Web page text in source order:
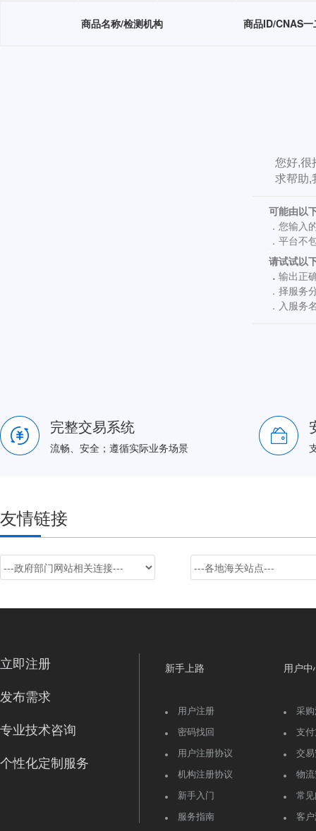
商品名称/检测机构 商品ID/CNAS
完整交易系统
流畅、安全；遵循实际业务场景
友情链接
立即注册
发布需求
专业技术咨询
个性化定制服务
新手上路
用户注册
密码找回
用户注册协议
机构注册协议
新手入门
服务指南
用户中
采
支
交
物
常
客